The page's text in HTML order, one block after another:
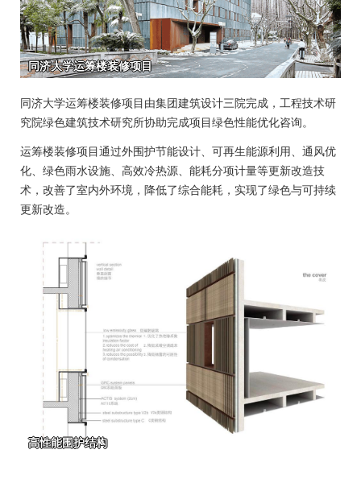
同济大学运筹楼装修项目由集团建筑设计三院完成，工程技术研
究院绿色建筑技术研究所协助完成项目绿色性能优化咨询。
运筹楼装修项目通过外围护节能设计、可再生能源利用、通风优
化、绿色雨水设施、高效冷热源、能耗分项计量等更新改造技
术，改善了室内外环境，降低了综合能耗，实现了绿色与可持续
更新改造。